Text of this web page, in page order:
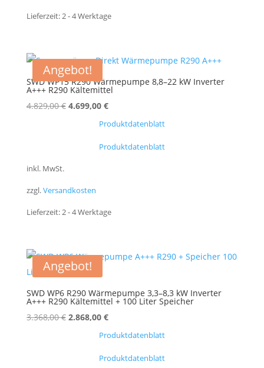
Lieferzeit:2 - 4 Werktage
Angebot!
SWD WP15 R290 Wärmepumpe 8,8–22 kW Inverter
A+++ R290 Kältemittel
4.829,00€ Ursprünglicher
4.829,00 €
4.699,00 €Aktueller
Preis
4.699,00 €.
Produktdatenblatt
Produktdatenblatt
inkl. MwSt.
zzgl.Versandkosten
Lieferzeit:2 - 4 Werktage
Angebot!
SWD WP6 R290 Wärmepumpe 3,3–8,3 kW Inverter
A+++ R290 Kältemittel + 100 Liter Speicher
3.368,00€ Ursprünglicher
3.368,00 €
2.868,00 €Aktueller
Preis
2.868,00 €.
Produktdatenblatt
Produktdatenblatt